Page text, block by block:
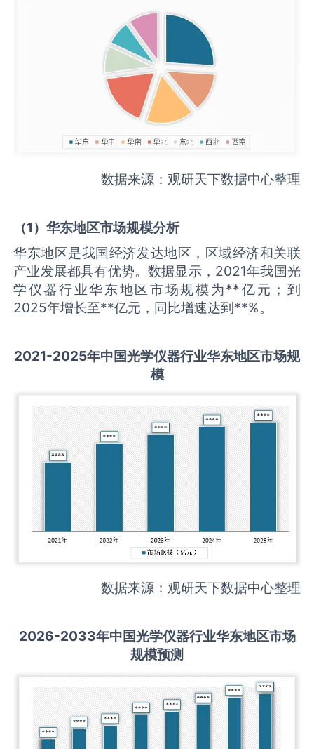
数据来源：观研天下数据中心整理
（1）华东地区市场规模分析
华东地区是我国经济发达地区，区域经济和关联
产业发展都具有优势。数据显示，2021年我国光
学仪器行业华东地区市场规模为**亿元；到
2025年增长至**亿元，同比增速达到**%。
2021-2025年中国光学仪器行业华东地区市场规
模
数据来源：观研天下数据中心整理
2026-2033年中国光学仪器行业华东地区市场
规模预测